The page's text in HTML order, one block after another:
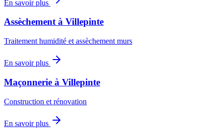
En savoir plus
Assèchementà Villepinte
Traitement humidité et assèchement murs
En savoir plus
Maçonnerie à Villepinte
Construction et rénovation
En savoir plus